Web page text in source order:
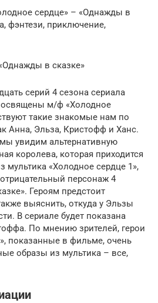
сердце» – «Однажды в
фэнтези, приключение,
в сказке»
серий 4 сезона сериала
м/ф «Холодное
такие знакомые нам по
Анна, Эльза, Кристофф и Ханс.
увидим альтернативную
королева, которая приходится
мультика «Холодное сердце 1»,
персонаж 4
Героям предстоит
выяснить, откуда у Эльзы
В сериале будет показана
По мнению зрителей, герои
показанные в фильме, очень
образы из мультика – все,